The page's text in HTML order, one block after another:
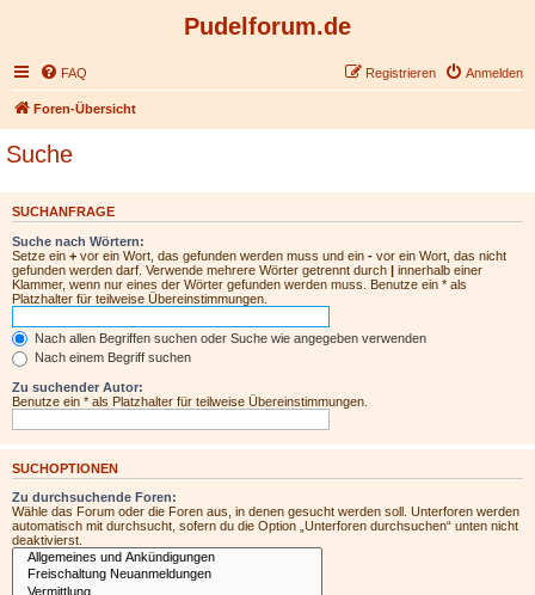
Pudelforum.de
FAQ Anmelden
Registrieren
Foren-Übersicht
Suche
SUCHANFRAGE
Suche nach Wörtern:
Setze ein + vor ein Wort, das gefunden werden muss und ein - vor ein Wort, das nicht
gefunden werden darf. Verwende mehrere Wörter getrennt durch | innerhalb einer
Klammer, wenn nur eines der Wörter gefunden werden muss. Benutze ein * als
Platzhalter für teilweise Übereinstimmungen.
Nach allen Begriffen suchen oder Suche wie angegeben verwenden
Nach einem Begriff suchen
Zu suchender Autor:
Benutze ein * als Platzhalter für teilweise Übereinstimmungen.
SUCHOPTIONEN
Zu durchsuchende Foren:
Wähle das Forum oder die Foren aus, in denen gesucht werden soll. Unterforen werden
automatisch mit durchsucht, sofern du die Option „Unterforen durchsuchen“ unten nicht
deaktivierst.